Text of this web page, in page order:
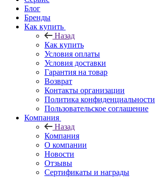
Блог
Бренды
Как купить
Назад
Как купить
Условия оплаты
Условия доставки
Гарантия на товар
Возврат
Контакты организации
Политика конфиденциальности
Пользовательское соглашение
Компания
Назад
Компания
О компании
Новости
Отзывы
Сертификаты и награды